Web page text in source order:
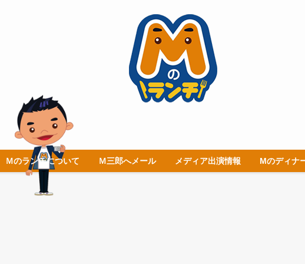
Ｍのランチについて Ｍ三郎へメール メディア出演情報 Mのディナ